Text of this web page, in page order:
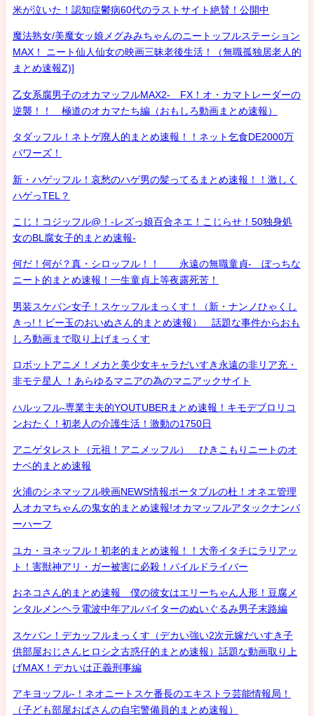
米が泣いた！認知症鬱病60代のラストサイト絶賛！公開中
魔法熟女/美魔女ッ娘メグみみちゃんのニートッフルステーション
MAX！ ニート仙人仙女の映画三昧老後生活！（無職孤独居老人的
まとめ速報Z)]
乙女系腐男子のオカマッフルMAX2- FX！オ・カマトレーダーの
逆襲！！ 極道のオカマたち編（おもしろ動画まとめ速報）
タダッフル！ネトゲ廃人的まとめ速報！！ネット乞食DE2000万
パワーズ！
新・ハゲッフル！哀愁のハゲ男の髪ってるまとめ速報！！激しく
ハゲっTEL？
こじ！コジッフル@！-レズっ娘百合ネエ！こじらせ！50独身処
女のBL腐女子的まとめ速報-
何だ！何が？真・シロッフル！！ 永遠の無職童貞- ぼっちな
ニート的まとめ速報！一生童貞上等夜露死苦！
男装スケバン女子！スケッフルまっくす！（新・ナンノひゃくし
きっ!！ビー玉のおいぬさん的まとめ速報） 話題な事件からおも
しろ動画まで取り上げまっくす
ロボットアニメ！メカと美少女キャラだいすき永遠の非リア充・
非モテ星人 ！あらゆるマニアの為のマニアックサイト
ハルッフル-専業主夫的YOUTUBERまとめ速報！キモデブロリコ
ンおたく！初老人の介護生活！激動の1750日
アニゲタレスト（元祖！アニメッフル） ひきこもりニートのオ
ナベ的まとめ速報
火浦のシネマッフル映画NEWS情報ポータブルの杜！オネエ管理
人オカマちゃんの鬼女的まとめ速報!オカマッフルアタックナンバ
ーハーフ
ユカ・ヨネッフル！初老的まとめ速報！！大帝イタチにラリアッ
ト！害獣神アリ・ガー被害に必殺！パイルドライバー
おネコさん的まとめ速報 僕の彼女はエリーちゃん人形！豆腐メ
ンタルメンヘラ電波中年アルバイターのぬいぐるみ男子末路編
スケバン！デカッフルまっくす（デカい強い2次元嫁だいすき子
供部屋おじさんヒロシ之古惑仔的まとめ速報）話題な動画取り上
げMAX！デカいは正義刑事編
アキヨッフル-！ネオニートスケ番長のエキストラ芸能情報局！
（子ども部屋おばさんの自宅警備員的まとめ速報）